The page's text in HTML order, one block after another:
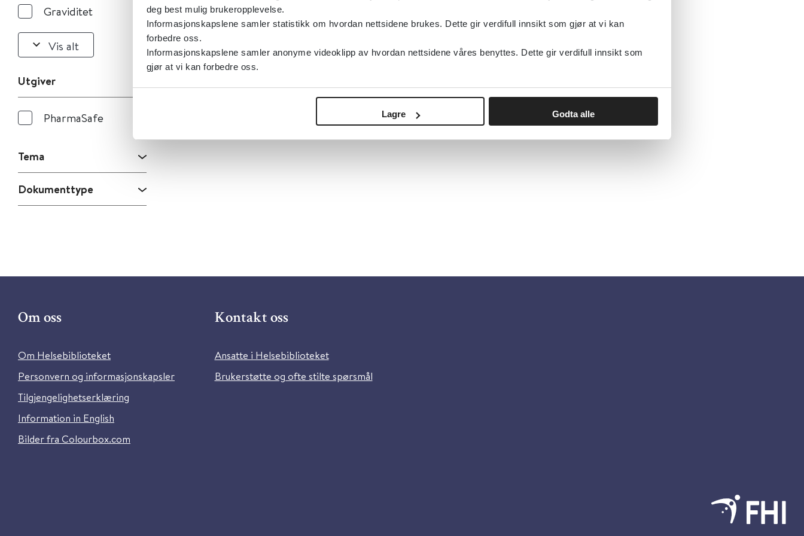
deg best mulig brukeropplevelse.
Informasjonskapslene samler statistikk om hvordan nettsidene brukes. Dette gir verdifull innsikt som gjør at vi kan
forbedre oss.
Informasjonskapslene samler anonyme videoklipp av hvordan nettsidene våres benyttes. Dette gir verdifull innsikt som
gjør at vi kan forbedre oss.
Lagre Godta alle
Graviditet
Vis alt
Utgiver
PharmaSafe
Tema
Dokumenttype
Om oss
Om Helsebiblioteket
Personvern og informasjonskapsler
Tilgjengelighetserklæring
Information in English
Bilder fra Colourbox.com
Kontakt oss
Ansatte i Helsebiblioteket
Brukerstøtte og ofte stilte spørsmål